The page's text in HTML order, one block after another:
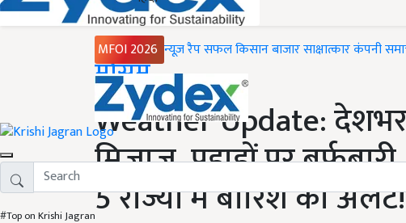
MFOI 2026 न्यूज़ रैपसफल किसानबाजारसाक्षात्कारकंपनी
#Top on Krishi Jagran
Home
मौसम
Weather Update:
मिजाज, पहाड़ों पर
5 राज्यों में बारिश का अलर्ट!